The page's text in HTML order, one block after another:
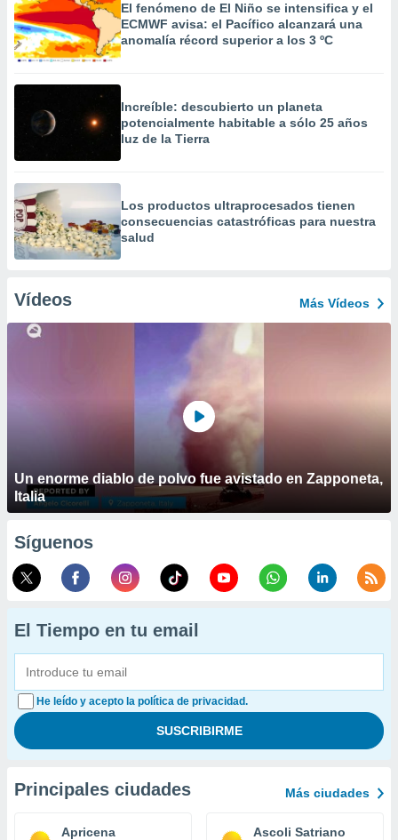
El fenómeno de El Niño se intensifica y el
ECMWF avisa: el Pacífico alcanzará una
anomalía récord superior a los 3 ºC
Increíble: descubierto un planeta
potencialmente habitable a sólo 25 años
luz de la Tierra
Los productos ultraprocesados ​​tienen
consecuencias catastróficas para nuestra
salud
Vídeos Más Vídeos
Un enorme diablo de polvo fue avistado en Zapponeta,
Italia
Síguenos
El Tiempo en tu email
He leído y acepto la política de privacidad.
Principales ciudades Más ciudades
Apricena Ascoli Satriano